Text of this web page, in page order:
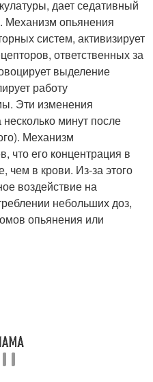
дает седативный
опьянения
систем, активизирует
ответственных за
выделение
работу
Эти изменения
минут после
Механизм
что его концентрация в
чем в крови. Из-за этого
воздействие на
небольших доз,
опьянения или